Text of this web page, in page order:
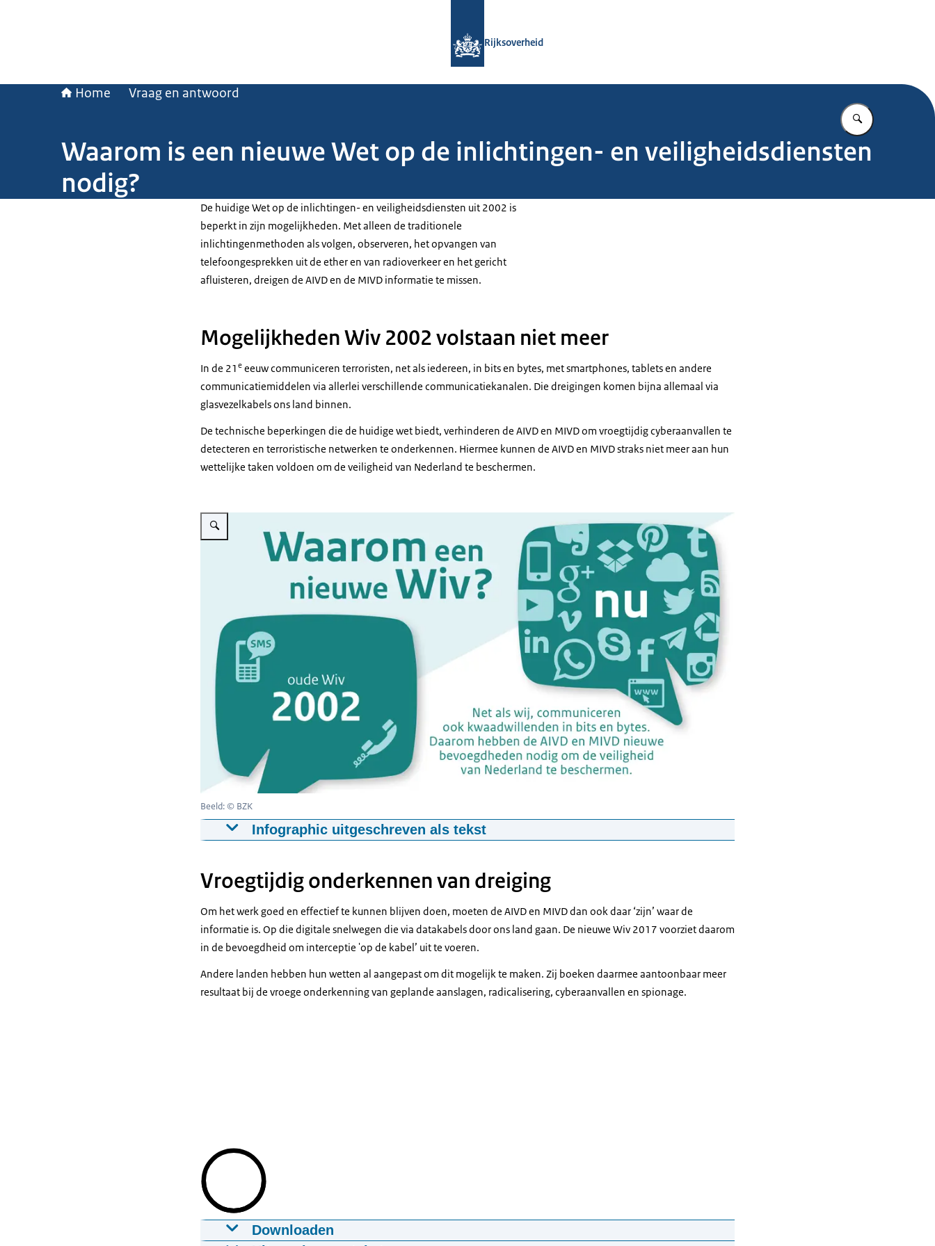
Rijksoverheid
Home Vraag en antwoord
Vul in wat u
Waarom is een nieuwe Wet op de inlichtingen- en veiligheidsdiensten
nodig?
De huidige Wet op de inlichtingen- en veiligheidsdiensten uit 2002 is
beperkt in zijn mogelijkheden. Met alleen de traditionele
inlichtingenmethoden als volgen, observeren, het opvangen van
telefoongesprekken uit de ether en van radioverkeer en het gericht
afluisteren, dreigen de AIVD en de MIVD informatie te missen.
Mogelijkheden Wiv 2002 volstaan niet meer
In de 21 e eeuw communiceren terroristen, net als iedereen, in bits en bytes, met smartphones, tablets en andere
communicatiemiddelen via allerlei verschillende communicatiekanalen. Die dreigingen komen bijna allemaal via
glasvezelkabels ons land binnen.
De technische beperkingen die de huidige wet biedt, verhinderen de AIVD en MIVD om vroegtijdig cyberaanvallen te
detecteren en terroristische netwerken te onderkennen. Hiermee kunnen de AIVD en MIVD straks niet meer aan hun
wettelijke taken voldoen om de veiligheid van Nederland te beschermen.
Vergroot afbeelding Infographic: Zie de onderstaande tekst voor informatie
Beeld: © BZK
Infographic uitgeschreven als tekst
Net als wij, communiceren ook kwaadwillenden in bits en bytes. Daarom hebben de AIVD en MIVD nieuwe
bevoegdheden nodig om de veiligheid van Nederland te beschermen.
Vroegtijdig onderkennen van dreiging
Om het werk goed en effectief te kunnen blijven doen, moeten de AIVD en MIVD dan ook daar ‘zijn’ waar de
informatie is. Op die digitale snelwegen die via datakabels door ons land gaan. De nieuwe Wiv 2017 voorziet daarom
in de bevoegdheid om interceptie 'op de kabel’ uit te voeren.
Andere landen hebben hun wetten al aangepast om dit mogelijk te maken. Zij boeken daarmee aantoonbaar meer
resultaat bij de vroege onderkenning van geplande aanslagen, radicalisering, cyberaanvallen en spionage.
Downloaden